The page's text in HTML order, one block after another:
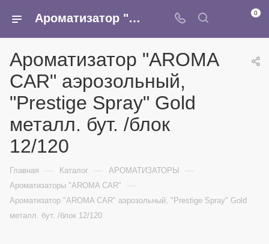
Ароматизатор "AROMA CAR" аэрозольный, "Prestige Spray" Gold металл. бут. /блок 12/120 - купить в интернет-магазине Армина 0
Ароматизатор "AROMA
CAR" аэрозольный,
"Prestige Spray" Gold
металл. бут. /блок
12/120
Главная — Каталог — АРОМАТИЗАТОРЫ —
Ароматизаторы "AROMA CAR" —
Ароматизатор "AROMA CAR" аэрозольный, "Prestige Spray" Gold
металл. бут. /блок 12/120